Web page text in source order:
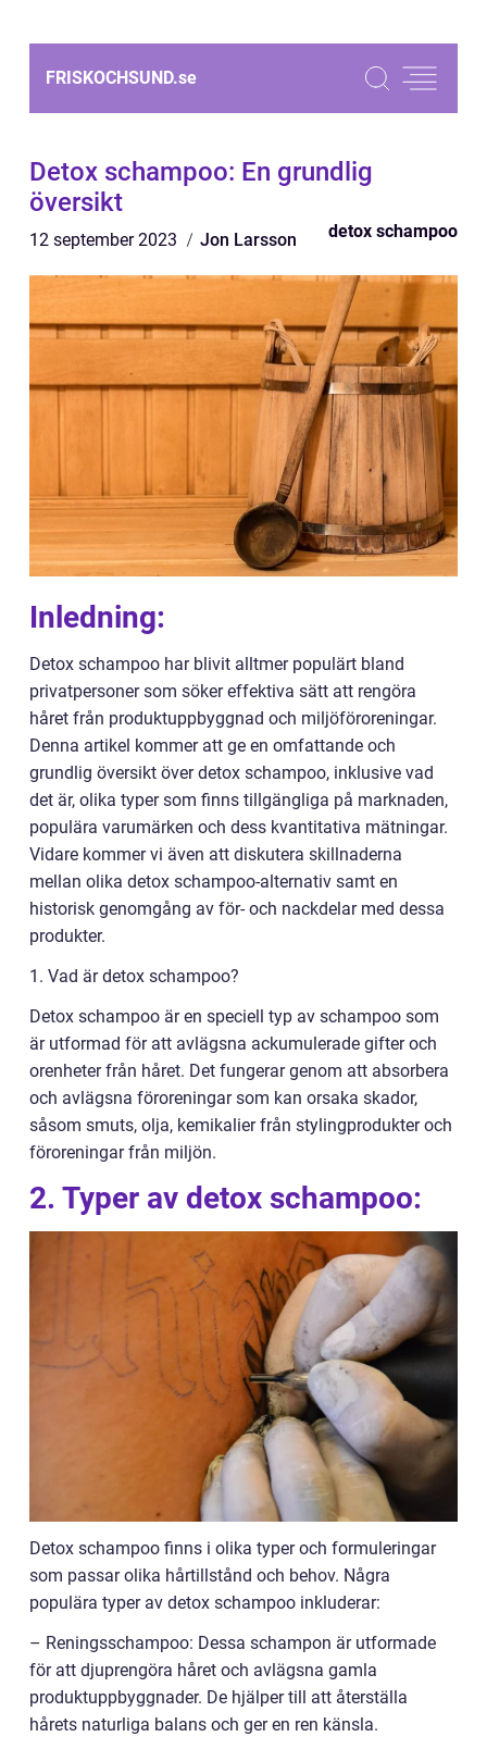
FRISKOCHSUND.se
Detox schampoo: En grundlig
översikt
12 september 2023 Jon Larsson detox schampoo
Inledning:
Detox schampoo har blivit alltmer populärt bland
privatpersoner som söker effektiva sätt att rengöra
håret från produktuppbyggnad och miljöföroreningar.
Denna artikel kommer att ge en omfattande och
grundlig översikt över detox schampoo, inklusive vad
det är, olika typer som finns tillgängliga på marknaden,
populära varumärken och dess kvantitativa mätningar.
Vidare kommer vi även att diskutera skillnaderna
mellan olika detox schampoo-alternativ samt en
historisk genomgång av för- och nackdelar med dessa
produkter.
1. Vad är detox schampoo?
Detox schampoo är en speciell typ av schampoo som
är utformad för att avlägsna ackumulerade gifter och
orenheter från håret. Det fungerar genom att absorbera
och avlägsna föroreningar som kan orsaka skador,
såsom smuts, olja, kemikalier från stylingprodukter och
föroreningar från miljön.
2. Typer av detox schampoo:
Detox schampoo finns i olika typer och formuleringar
som passar olika hårtillstånd och behov. Några
populära typer av detox schampoo inkluderar:
– Reningsschampoo: Dessa schampon är utformade
för att djuprengöra håret och avlägsna gamla
produktuppbyggnader. De hjälper till att återställa
hårets naturliga balans och ger en ren känsla.